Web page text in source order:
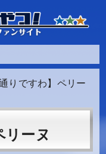
通りですわ】ペリー
リーヌ